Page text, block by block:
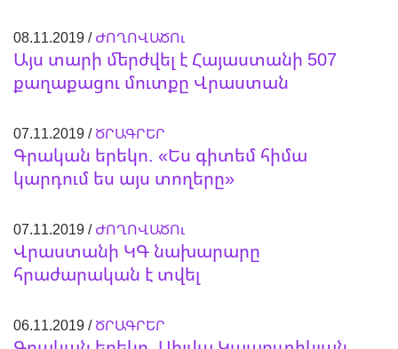
08.11.2019 /ԺՈՂՈՎԱԾՈւ
Այս տարի մերժվել է Հայաստանի 507
քաղաքացու մուտքը Վրաստան
07.11.2019 /ԾՐԱԳՐԵՐ
Գրական երեկո. «Ես գիտեմ հիմա
կարդում ես այս տողերը»
07.11.2019 /ԺՈՂՈՎԱԾՈւ
Վրաստանի ԿԳ նախարարը
հրաժարական է տվել
06.11.2019 /ԾՐԱԳՐԵՐ